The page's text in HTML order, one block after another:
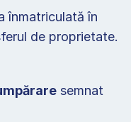
înmatriculată în
de proprietate.
semnat